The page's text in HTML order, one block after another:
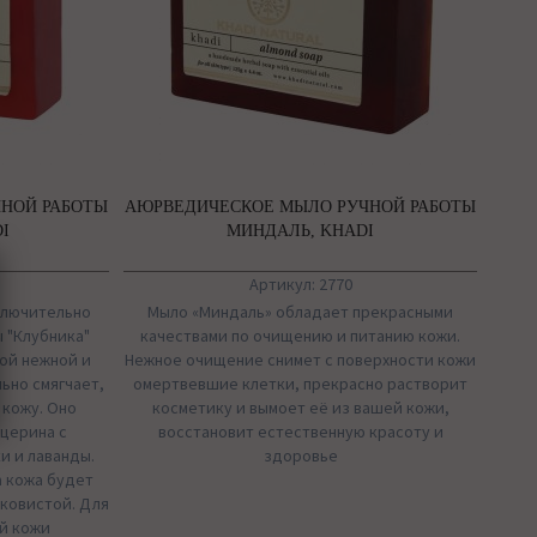
РАБОТЫ
"Клубника"
нежной и
смягчает,
кожу. Оно
с
и лаванды.
кожа будет
Для
кожи
АЮРВЕДИЧЕСКОЕ МЫЛО РУЧНОЙ РАБОТЫ
МИНДАЛЬ, KHADI
Артикул: 2770
Мыло «Миндаль» обладает прекрасными
качествами по очищению и питанию кожи.
Нежное очищение снимет с поверхности кожи
омертвевшие клетки, прекрасно растворит
косметику и вымоет её из вашей кожи,
восстановит естественную красоту и
здоровье